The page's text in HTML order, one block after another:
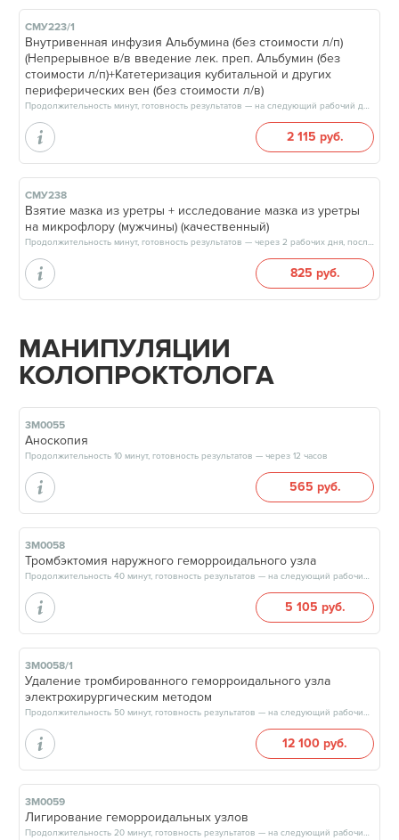
СМУ223/1
Внутривенная инфузия Альбумина (без стоимости л/п)
(Непрерывное в/в введение лек. преп. Альбумин (без
стоимости л/п)+Катетеризация кубитальной и других
периферических вен (без стоимости л/в)
Продолжительность минут, готовность результатов — на следующий рабочий день
2 115 руб.
СМУ238
Взятие мазка из уретры + исследование мазка из уретры
на микрофлору (мужчины) (качественный)
Продолжительность минут, готовность результатов — через 2 рабочих дня, после 13:00
825 руб.
МАНИПУЛЯЦИИ
КОЛОПРОКТОЛОГА
3М0055
Аноскопия
Продолжительность 10 минут, готовность результатов — через 12 часов
565 руб.
3М0058
Тромбэктомия наружного геморроидального узла
Продолжительность 40 минут, готовность результатов — на следующий рабочий день
5 105 руб.
3М0058/1
Удаление тромбированного геморроидального узла
электрохирургическим методом
Продолжительность 50 минут, готовность результатов — на следующий рабочий день
12 100 руб.
3М0059
Лигирование геморроидальных узлов
Продолжительность 20 минут, готовность результатов — на следующий рабочий день